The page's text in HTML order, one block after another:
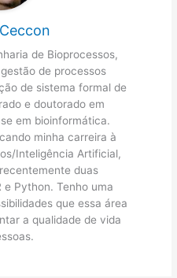
de Bioprocessos,
de processos
de sistema formal de
e doutorado em
em bioinformática.
minha carreira à
Inteligência Artificial,
duas
e Python. Tenho uma
que essa área
a qualidade de vida